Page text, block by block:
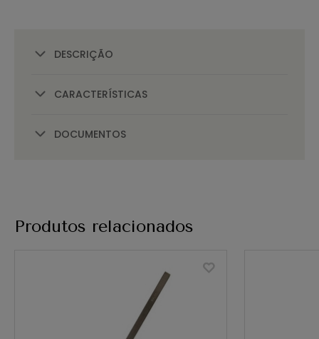
DESCRIÇÃO
CARACTERÍSTICAS
DOCUMENTOS
Produtos relacionados